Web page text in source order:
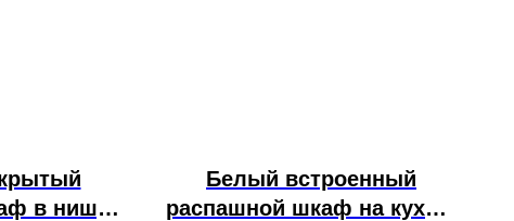
в нишу
Белый встроенный
распашной шкаф на кухню